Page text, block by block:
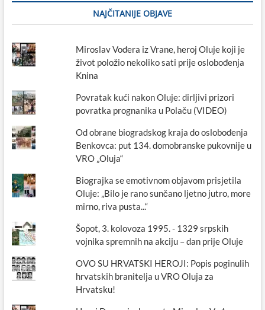
NAJČITANIJE OBJAVE
Miroslav Vođera iz Vrane, heroj Oluje koji je
život položio nekoliko sati prije oslobođenja
Knina
Povratak kući nakon Oluje: dirljivi prizori
povratka prognanika u Polaču (VIDEO)
Od obrane biogradskog kraja do oslobođenja
Benkovca: put 134. domobranske pukovnije u
VRO „Oluja“
Biograjka se emotivnom objavom prisjetila
Oluje: „Bilo je rano sunčano ljetno jutro, more
mirno, riva pusta...“
Šopot, 3. kolovoza 1995. - 1329 srpskih
vojnika spremnih na akciju – dan prije Oluje
OVO SU HRVATSKI HEROJI: Popis poginulih
hrvatskih branitelja u VRO Oluja za
Hrvatsku!